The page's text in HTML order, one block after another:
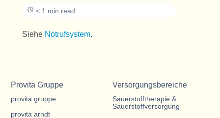
< 1 min read
Siehe Notrufsystem.
Provita Gruppe
provita gruppe
provita arndt
Versorgungsbereiche
Sauerstofftherapie &
Sauerstoffversorgung